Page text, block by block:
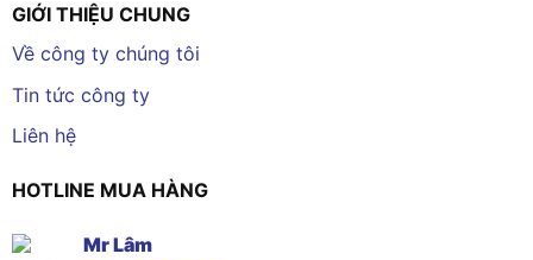
GIỚI THIỆU CHUNG
Về công ty chúng tôi
Tin tức công ty
Liên hệ
HOTLINE MUA HÀNG
Mr Lâm